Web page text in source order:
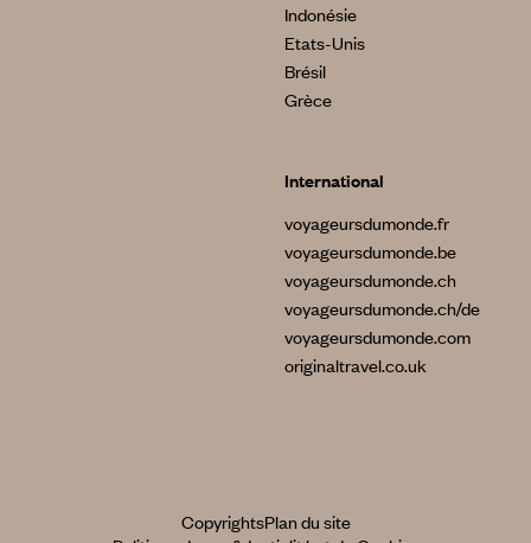
Indonésie
Etats-Unis
Brésil
Grèce
International
voyageursdumonde.fr
voyageursdumonde.be
voyageursdumonde.ch
voyageursdumonde.ch/de
voyageursdumonde.com
originaltravel.co.uk
CopyrightsPlan du site